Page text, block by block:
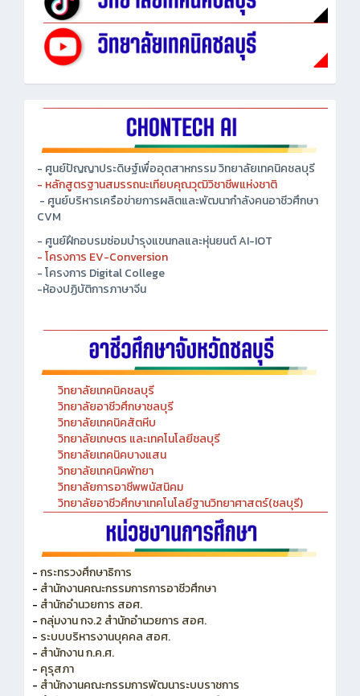
- ศูนย์ปัญญาประดิษฐ์เพื่ออุตสาหกรรม วิทยาลัยเทคนิคชลบุรี
- หลักสูตรฐานสมรรถนะเทียบคุณวุฒิวิชาชีพแห่งชาติ
- ศูนย์บริหารเครือข่ายการผลิตและพัฒนากำลังคนอาชีวศึกษา
CVM
- ศูนย์ฝึกอบรมซ่อมบำรุงแขนกลและหุ่นยนต์ AI-IOT
- โครงการ EV-Conversion
- โครงการ Digital College
วิทยาลัยเทคนิคชลบุรี
วิทยาลัยอาชีวศึกษาชลบุรี
วิทยาลัยเทคนิคสัตหีบ
วิทยาลัยเกษตร และเทคโนโลยีชลบุรี
วิทยาลัยเทคนิคบางแสน
วิทยาลัยเทคนิคพัทยา
วิทยาลัยการอาชีพพนัสนิคม
วิทยาลัยอาชีวศึกษาเทคโนโลยีฐานวิทยาศาสตร์(ชลบุรี)
- กระทรวงศึกษาธิการ
- สำนักงานคณะกรรมการการอาชีวศึกษา
- สำนักอำนวยการ สอศ.
- กลุ่มงาน กจ.2 สำนักอำนวยการ สอศ.
- ระบบบริหารงานบุคคล สอศ.
- สำนักงาน ก.ค.ศ.
- คุรุสภา